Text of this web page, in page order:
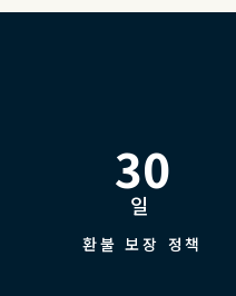
30
일
환불 보장 정책